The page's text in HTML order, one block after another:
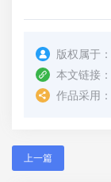
版权属于：
本文链接：
作品采用：
上一篇